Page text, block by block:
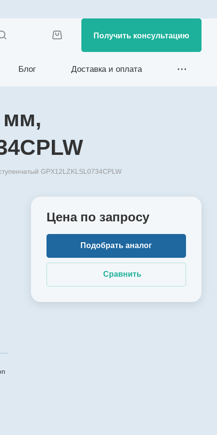
Получить консультацию
Блог Доставка и оплата
мм,
GPX12LZKLSL0734CPLW
Цена по запросу
Подобрать аналог
Сравнить